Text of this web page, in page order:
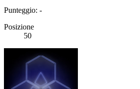
Punteggio: -
Posizione
50